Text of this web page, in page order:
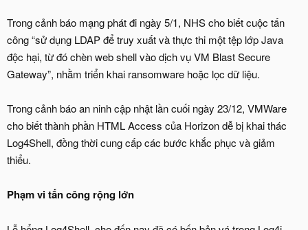
Trong cảnh báo mạng phát đi ngày 5/1, NHS cho biết cuộc tấn
công “sử dụng LDAP để truy xuất và thực thi một tệp lớp Java
độc hại, từ đó chèn web shell vào dịch vụ VM Blast Secure
Gateway”, nhằm triển khai ransomware hoặc lọc dữ liệu.
Trong cảnh báo an ninh cập nhật lần cuối ngày 23/12, VMWare
cho biết thành phần HTML Access của Horizon dễ bị khai thác
Log4Shell, đồng thời cung cấp các bước khắc phục và giảm
thiểu.
Phạm vi tấn công rộng lớn